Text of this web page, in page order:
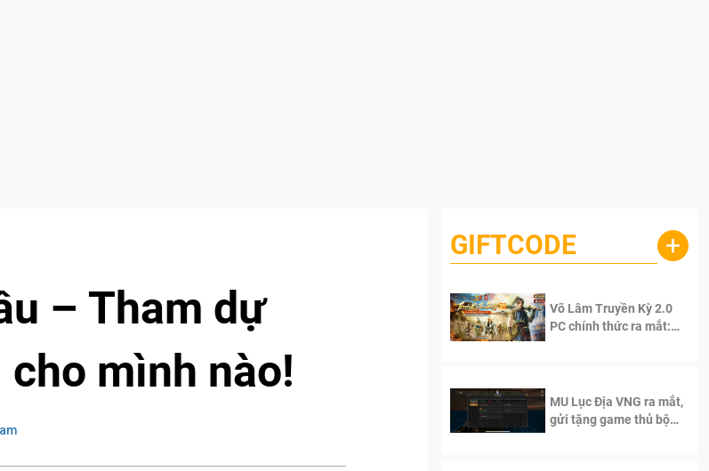
– Tham dự
mình nào!
GIFTCODE +
Võ Lâm Truyền Kỳ 2.0
PC chính thức ra mắt:
MU Lục Địa VNG ra mắt,
gửi tặng game thủ bộ